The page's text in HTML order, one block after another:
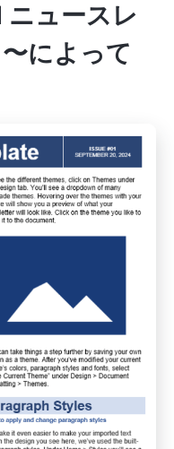
ュースレ
によって